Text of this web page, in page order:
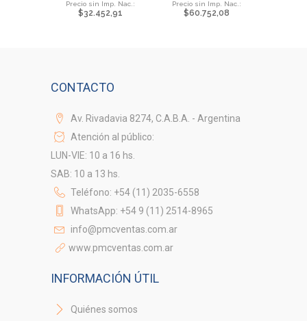
$32.452,91 $60.752,08
CONTACTO
Av. Rivadavia 8274, C.A.B.A. - Argentina
Atención al público:
LUN-VIE: 10 a 16 hs.
SAB: 10 a 13 hs.
Teléfono: +54 (11) 2035-6558
WhatsApp: +54 9 (11) 2514-8965
info@pmcventas.com.ar
www.pmcventas.com.ar
INFORMACIÓN ÚTIL
Quiénes somos